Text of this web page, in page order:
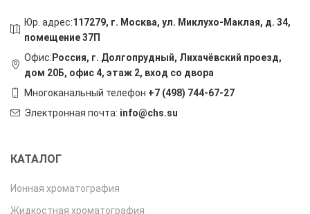
Юр. адрес:117279, г. Москва, ул. Миклухо-Маклая, д. 34,
помещение 37П
Офис: Россия, г. Долгопрудный, Лихачёвский проезд,
дом 20Б, офис 4, этаж 2, вход со двора
Многоканальный телефон +7 (498) 744-67-27
Электронная почта: info@chs.su
КАТАЛОГ
Ионная хроматография
Жидкостная хроматография